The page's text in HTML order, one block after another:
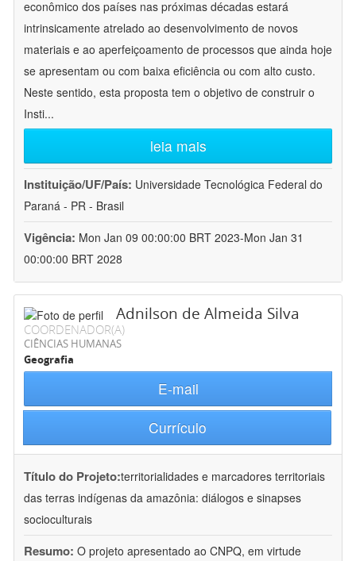
econômico dos países nas próximas décadas estará
intrinsicamente atrelado ao desenvolvimento de novos
materiais e ao aperfeiçoamento de processos que ainda hoje
se apresentam ou com baixa eficiência ou com alto custo.
Neste sentido, esta proposta tem o objetivo de construir o
Insti...
leia mais
Instituição/UF/País: Universidade Tecnológica Federal do
Paraná - PR - Brasil
Vigência: Mon Jan 09 00:00:00 BRT 2023-Mon Jan 31
00:00:00 BRT 2028
Adnilson de Almeida Silva
COORDENADOR(A)
CIÊNCIAS HUMANAS
Geografia
E-mail
Currículo
Título do Projeto:territorialidades e marcadores territoriais
das terras indígenas da amazônia: diálogos e sinapses
socioculturais
Resumo: O projeto apresentado ao CNPQ, em virtude